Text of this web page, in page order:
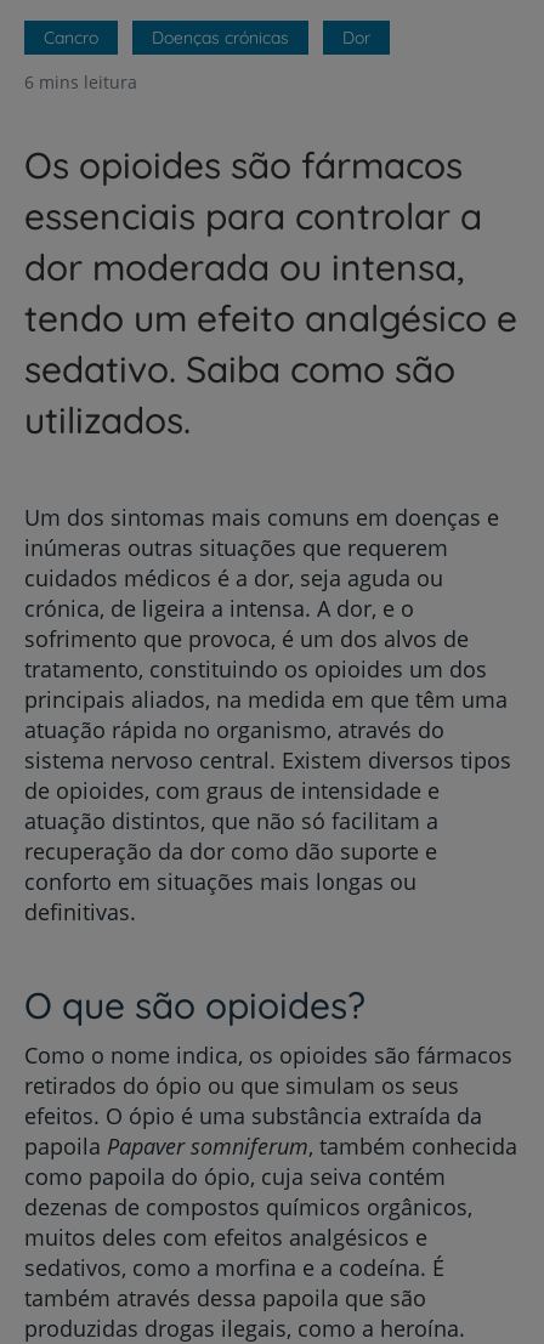
Cancro Doenças crónicas Dor
6 mins leitura
Os opioides são fármacos
essenciais para controlar a
dor moderada ou intensa,
tendo um efeito analgésico e
sedativo. Saiba como são
utilizados.
Um dos sintomas mais comuns em doenças e
inúmeras outras situações que requerem
cuidados médicos é a dor, seja aguda ou
crónica, de ligeira a intensa. A dor, e o
sofrimento que provoca, é um dos alvos de
tratamento, constituindo os opioides um dos
principais aliados, na medida em que têm uma
atuação rápida no organismo, através do
sistema nervoso central. Existem diversos tipos
de opioides, com graus de intensidade e
atuação distintos, que não só facilitam a
recuperação da dor como dão suporte e
conforto em situações mais longas ou
definitivas.
O que são opioides?
Como o nome indica, os opioides são fármacos
retirados do ópio ou que simulam os seus
efeitos. O ópio é uma substância extraída da
papoila Papaver somniferum, também conhecida
como papoila do ópio, cuja seiva contém
dezenas de compostos químicos orgânicos,
muitos deles com efeitos analgésicos e
sedativos, como a morfina e a codeína. É
também através dessa papoila que são
produzidas drogas ilegais, como a heroína.